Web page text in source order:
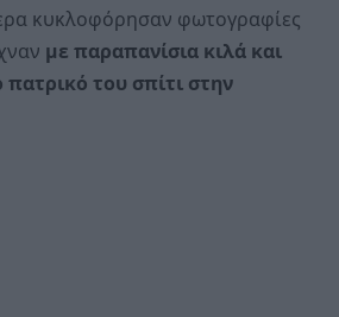
κυκλοφόρησαν φωτογραφίες
με παραπανίσια κιλά και
του σπίτι στην